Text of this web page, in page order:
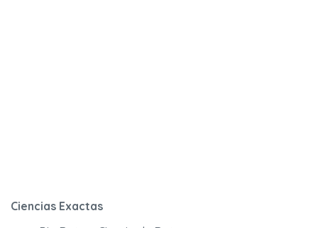
Ciencias Exactas